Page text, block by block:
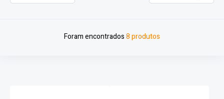
Foram encontrados8 produtos